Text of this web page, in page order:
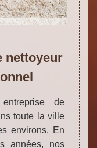
nettoyeur
de
toute la ville
environs. En
années, nos